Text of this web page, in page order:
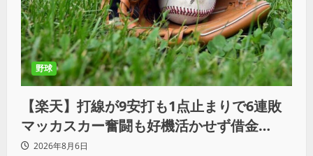
野球
【楽天】打線が9安打も1点止まりで6連敗
マッカスカー奮闘も好機活かせず借金
「22」
2026年8月6日